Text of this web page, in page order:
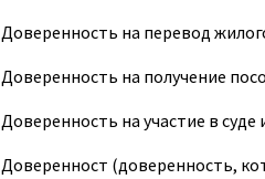
Доверенность на перевод
Доверенность на получение
Доверенность на участие в суде
Доверенност (доверенность,